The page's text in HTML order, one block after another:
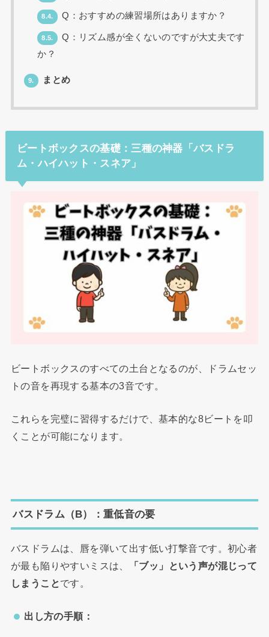
8.4. Q：おすすめの練習場所はありますか？
8.5.
Q：リズム感が全くないのですが大丈夫です
か？
9. まとめ
ビートボックスの基礎：三種の神器「バスドラ
ム・ハイハット・スネア」
ビートボックスのすべての土台となるのが、ドラムセッ
トの音を再現する基本の3音です。
これらを完璧に習得するだけで、基本的な8ビートを叩
くことが可能になります。
バスドラム（B）：重低音の要
バスドラムは、唇を弾いて出す低い打撃音です。初心者
が最も陥りやすいミスは、
「ブッ」という声が混じって
しまうことです。
出し方の手順：